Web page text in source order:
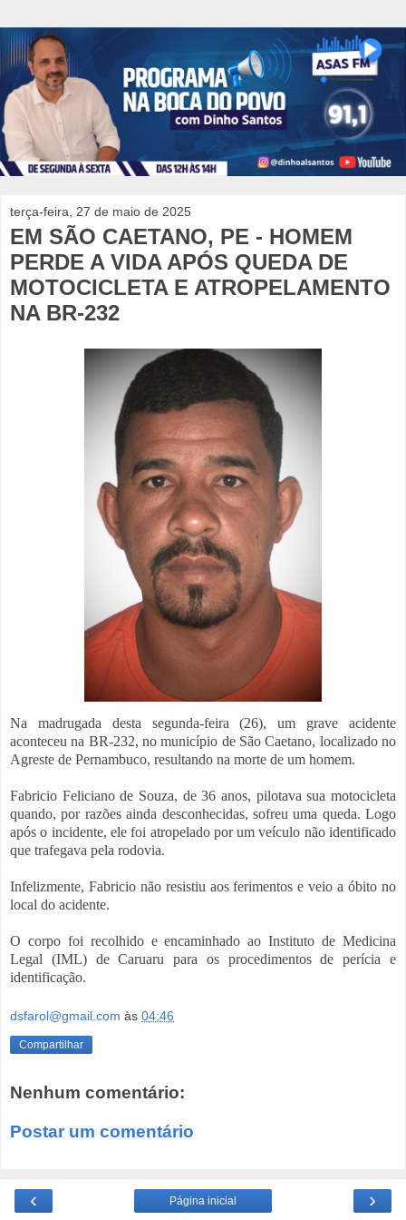
terça-feira, 27 de maio de 2025
EM SÃO CAETANO, PE - HOMEM
PERDE A VIDA APÓS QUEDA DE
MOTOCICLETA E ATROPELAMENTO
NA BR-232
Na madrugada desta segunda-feira (26), um grave acidente
aconteceu na BR-232, no município de São Caetano, localizado no
Agreste de Pernambuco, resultando na morte de um homem.
Fabricio Feliciano de Souza, de 36 anos, pilotava sua motocicleta
quando, por razões ainda desconhecidas, sofreu uma queda. Logo
após o incidente, ele foi atropelado por um veículo não identificado
que trafegava pela rodovia.
Infelizmente, Fabricio não resistiu aos ferimentos e veio a óbito no
local do acidente.
O corpo foi recolhido e encaminhado ao Instituto de Medicina
Legal (IML) de Caruaru para os procedimentos de perícia e
identificação.
dsfarol@gmail.com às 04:46
Compartilhar
Nenhum comentário:
Postar um comentário
‹ ›
Página inicial